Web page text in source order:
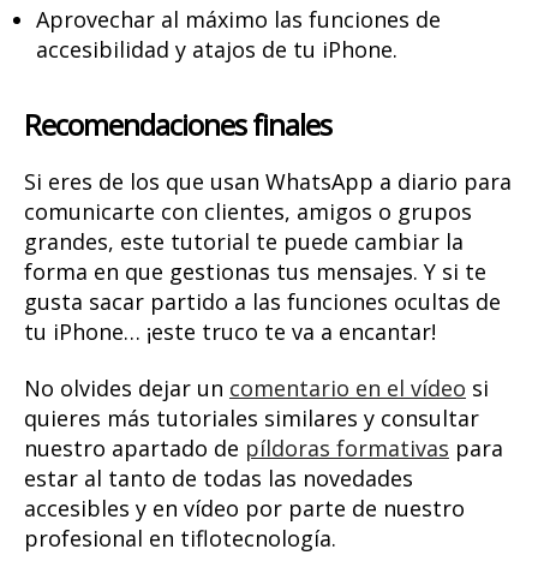
Aprovechar al máximo las funciones de
accesibilidad y atajos de tu iPhone.
Recomendaciones finales
Si eres de los que usan WhatsApp a diario para
comunicarte con clientes, amigos o grupos
grandes, este tutorial te puede cambiar la
forma en que gestionas tus mensajes. Y si te
gusta sacar partido a las funciones ocultas de
tu iPhone… ¡este truco te va a encantar!
No olvides dejar un comentario en el vídeo si
quieres más tutoriales similares y consultar
nuestro apartado de píldoras formativas para
estar al tanto de todas las novedades
accesibles y en vídeo por parte de nuestro
profesional en tiflotecnología.